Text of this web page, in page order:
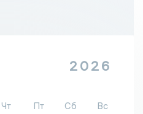
2026
Чт Пт Сб
Вс